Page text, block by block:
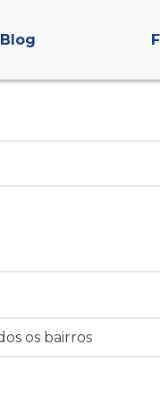
Blog